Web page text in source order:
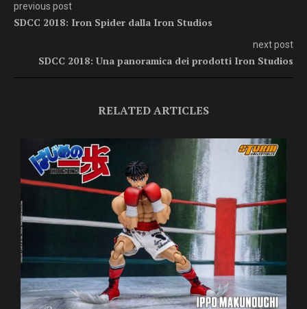
previous post
SDCC 2018: Iron Spider dalla Iron Studios
next post
SDCC 2018: Una panoramica dei prodotti Iron Studios
RELATED ARTICLES